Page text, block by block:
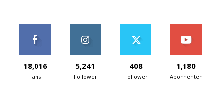
18,016
Fans
5,241
Follower
408
Follower
1,180
Abonnenten